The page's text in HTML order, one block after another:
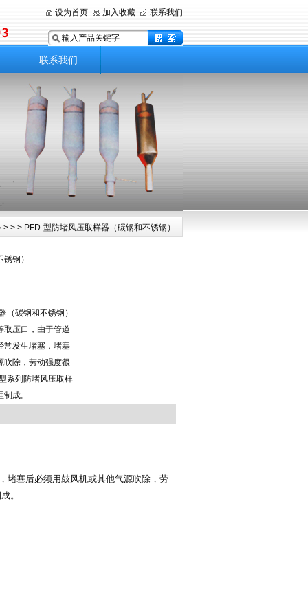
设为首页 加入收藏 联系我们
联系我们
> > > PFD-型防堵风压取样器（碳钢和不锈钢）
钢）
（碳钢和不锈钢）
取压口，由于管道
常发生堵塞，堵塞
吹除，劳动强度很
系列防堵风压取样
成。
堵塞后必须用鼓风机或其他气源吹除，劳
。